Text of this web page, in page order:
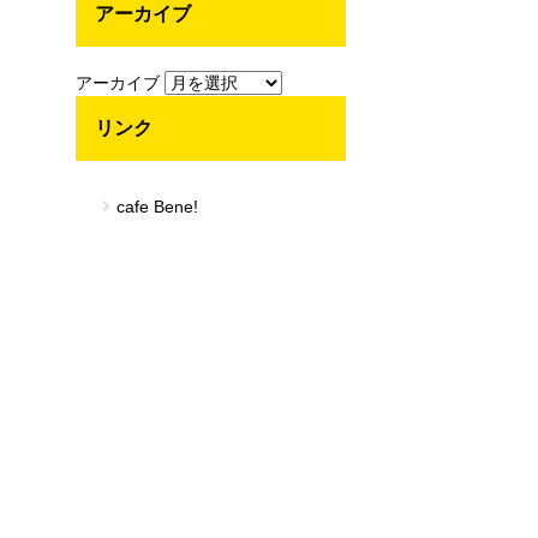
アーカイブ
アーカイブ
リンク
cafe Bene!